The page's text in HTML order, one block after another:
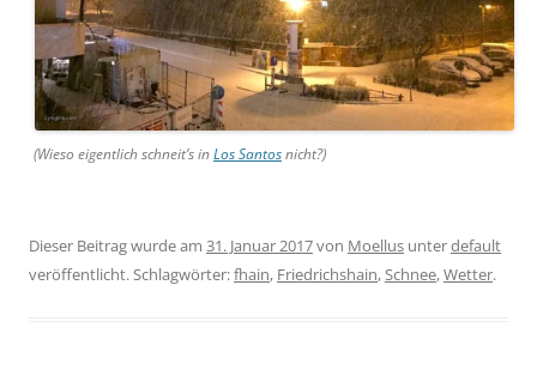
(Wieso eigentlich schneit’s inLos Santosnicht?)
Dieser Beitrag wurde am 31. Januar 2017von Moellus unterdefault
veröffentlicht. Schlagwörter:fhain, Friedrichshain,Schnee,Wetter.